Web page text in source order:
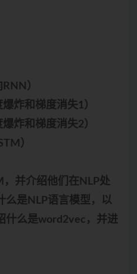
）
炸和梯度消失1）
炸和梯度消失2）
）
并介绍他们在NLP处
么是NLP语言模型，以
什么是word2vec，并进